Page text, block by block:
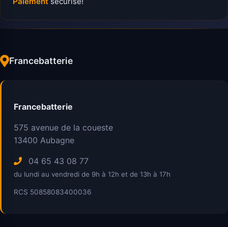
Francebatterie
Francebatterie
575 avenue de la coueste
13400 Aubagne
04 65 43 08 77
du lundi au vendredi de 9h à 12h et de 13h à 17h
RCS 50858083400036